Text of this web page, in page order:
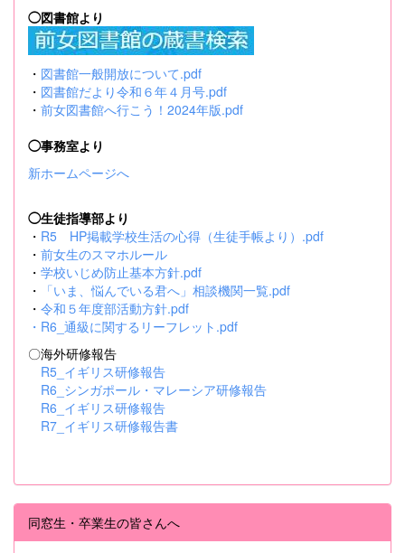
◯図書館より
・ 図書館一般開放について.pdf
・ 図書館だより令和６年４月号.pdf
・ 前女図書館へ行こう！2024年版.pdf
◯事務室より
新ホームページへ
◯生徒指導部より
・ R5 HP掲載学校生活の心得（生徒手帳より）.pdf
・ 前女生のスマホルール
・ 学校いじめ防止基本方針.pdf
・
「いま、悩んでいる君へ」相談機関一覧.pdf
・ 令和５年度部活動方針.pdf
・ R6_通級に関するリーフレット.pdf
〇海外研修報告
R5_イギリス研修報告
R6_シンガポール・マレーシア研修報告
R6_イギリス研修報告
R7_イギリス研修報告書
同窓生・卒業生の皆さんへ